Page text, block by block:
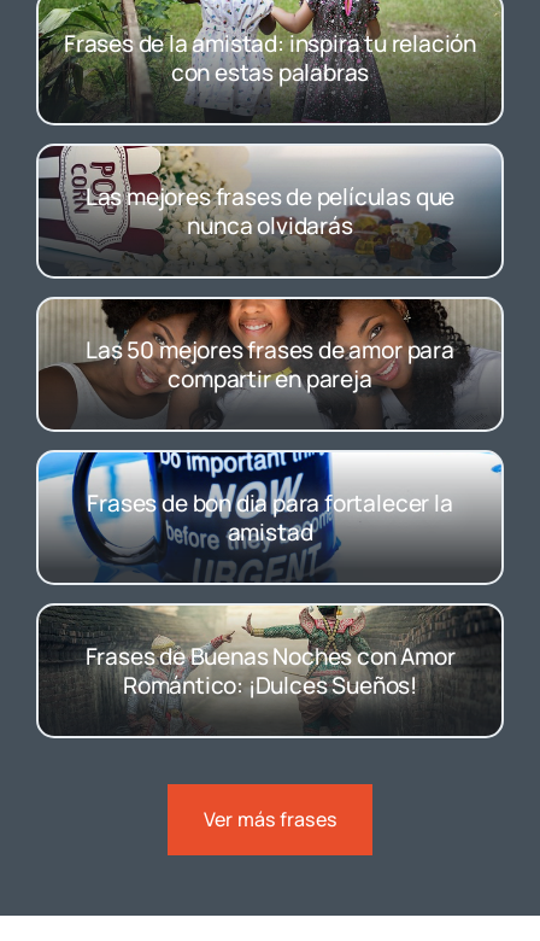
Frases de la amistad: inspira tu relación
con estas palabras
Las mejores frases de películas que
nunca olvidarás
Las 50 mejores frases de amor para
compartir en pareja
Frases de bon dia para fortalecer la
amistad
Frases de Buenas Noches con Amor
Romántico: ¡Dulces Sueños!
Ver más frases